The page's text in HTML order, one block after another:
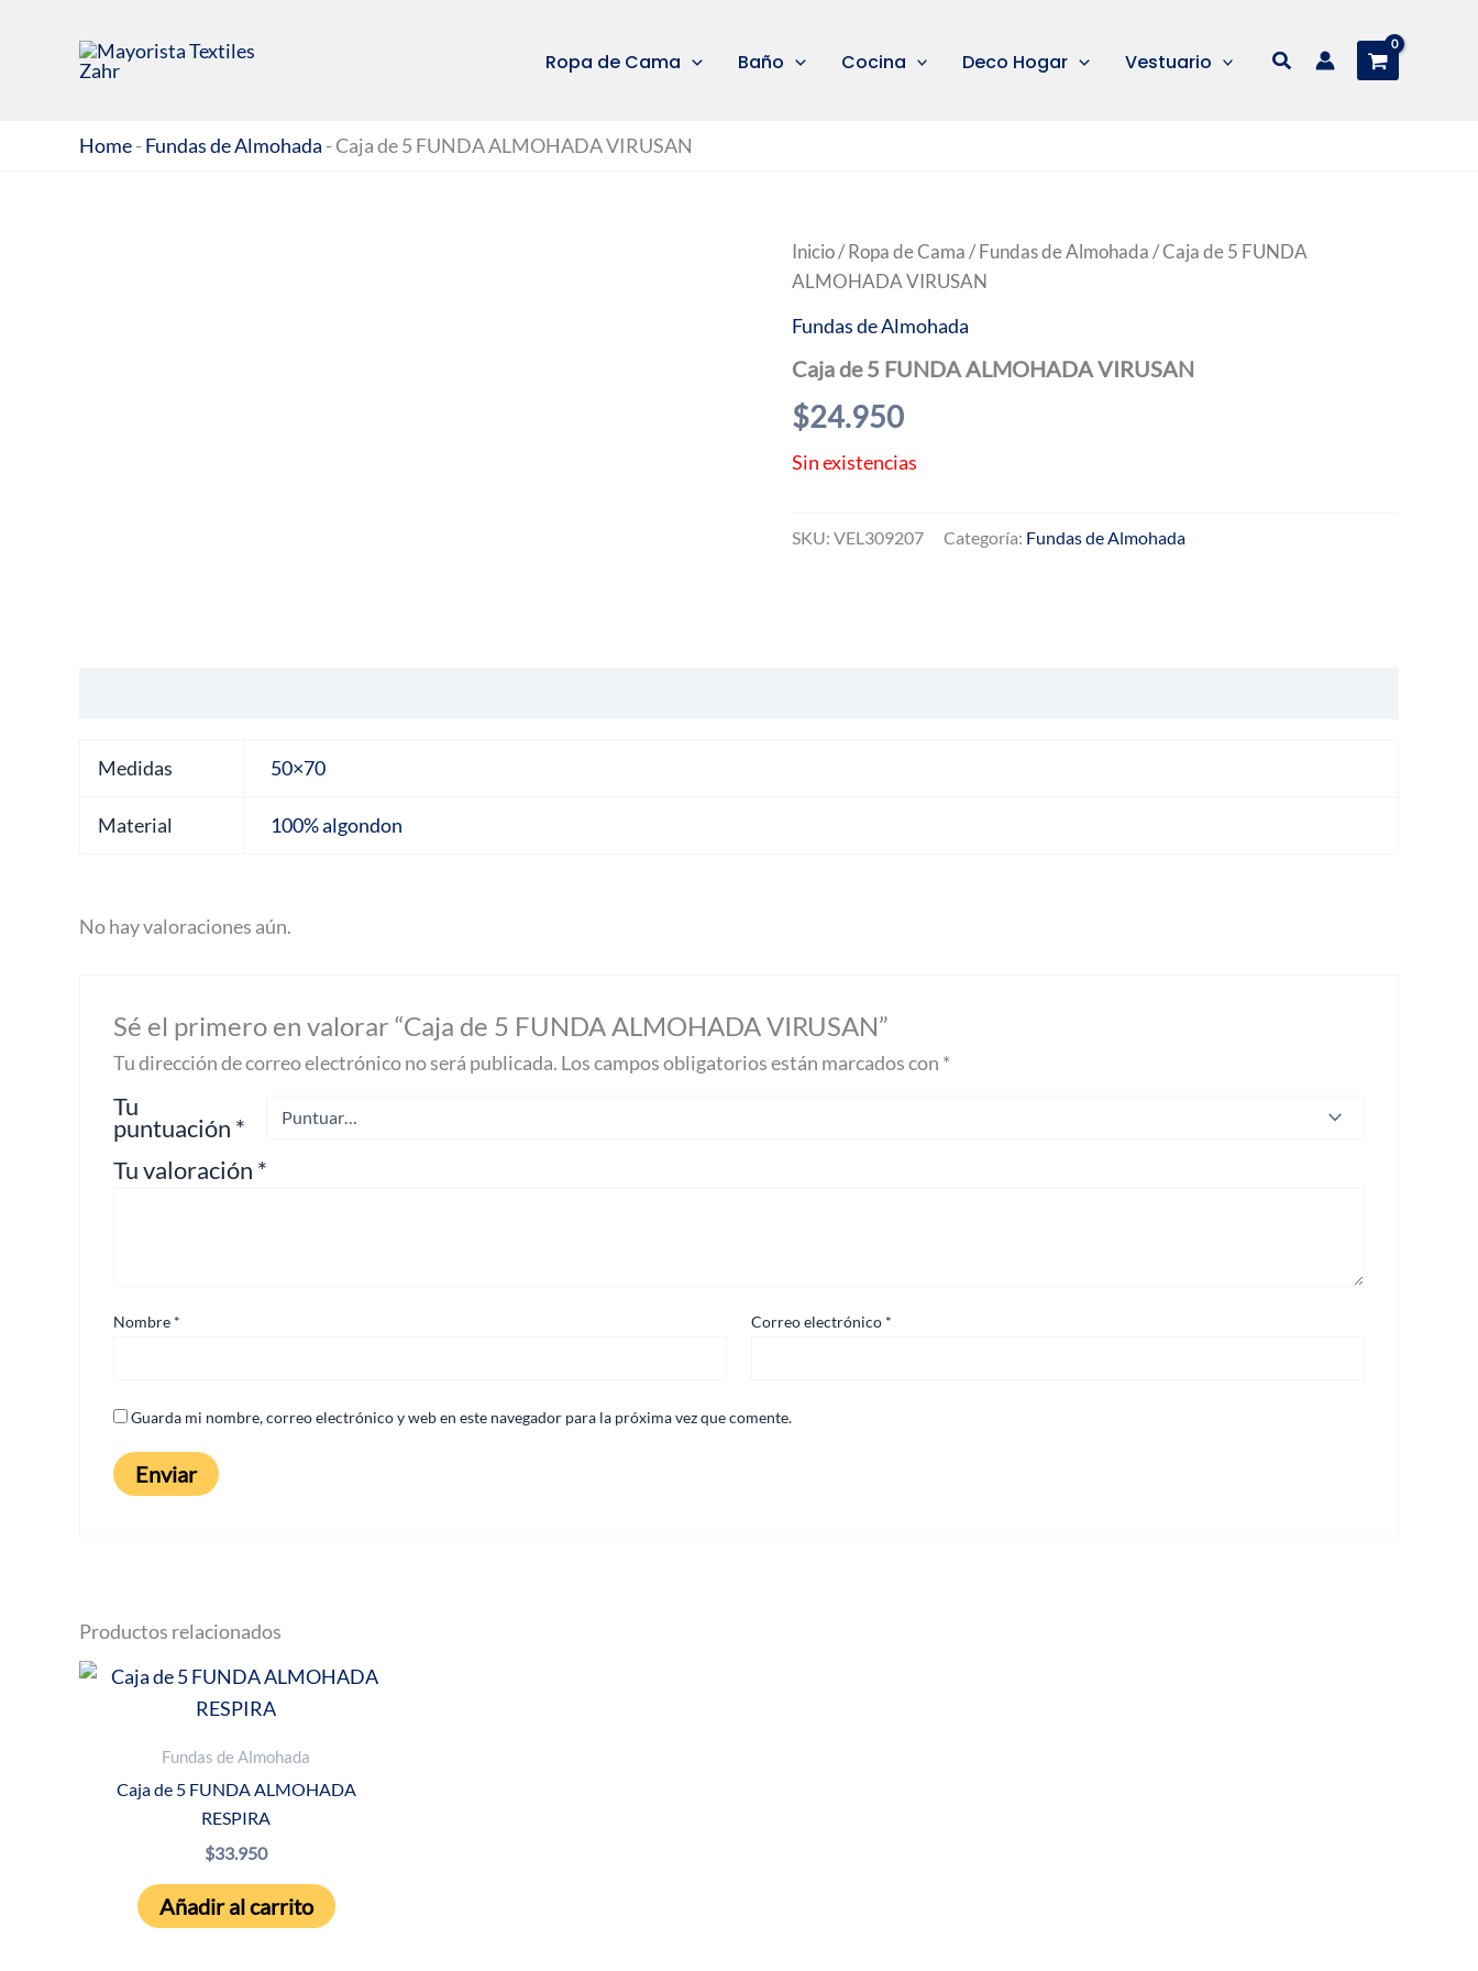
contenido
Ropa de Cama Baño Cocina Deco Hogar Vestuario Buscar
Home-Fundas de Almohada -Caja de 5 FUNDA ALMOHADA VIRUSAN
Inicio/ Ropa de Cama / Fundas de Almohada / Caja de 5 FUNDA
ALMOHADA VIRUSAN
Fundas de Almohada
Caja de 5 FUNDA ALMOHADA VIRUSAN
$24.950
Sin existencias
SKU: VEL309207 Categoría: Fundas de Almohada
Medidas 50×70
Material 100% algondon
No hay valoraciones aún.
Sé el primero en valorar “Caja de 5 FUNDA ALMOHADA VIRUSAN”
Tu dirección de correo electrónico no será publicada. Los campos obligatorios están marcados con *
Tu
puntuación *
Tu valoración *
Nombre * Correo electrónico *
Guarda mi nombre, correo electrónico y web en este navegador para la próxima vez que comente.
Productos relacionados
Fundas de Almohada
Caja de 5 FUNDA ALMOHADA
RESPIRA
$33.950
Añadir al carrito